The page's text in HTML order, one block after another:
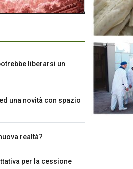
liberarsi un
una novità con spazio
realtà?
per la cessione